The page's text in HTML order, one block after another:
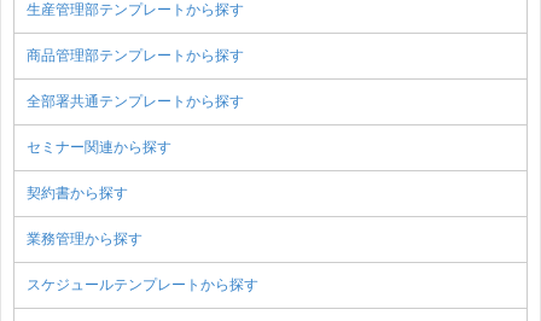
生産管理部テンプレートから探す
商品管理部テンプレートから探す
全部署共通テンプレートから探す
セミナー関連から探す
契約書から探す
業務管理から探す
スケジュールテンプレートから探す